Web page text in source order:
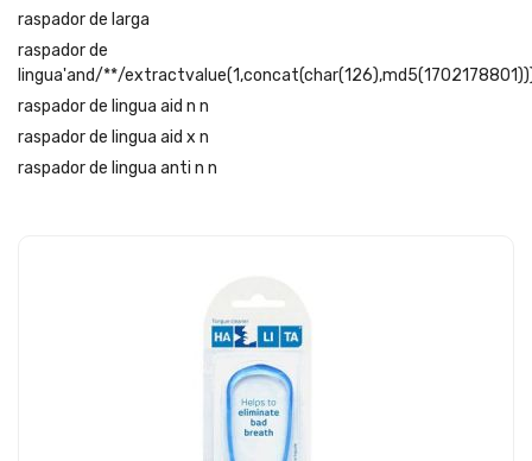
raspador de larga
raspador de
lingua'and/**/
raspador de lingua aid n n
raspador de lingua aid x n
raspador de lingua anti n n